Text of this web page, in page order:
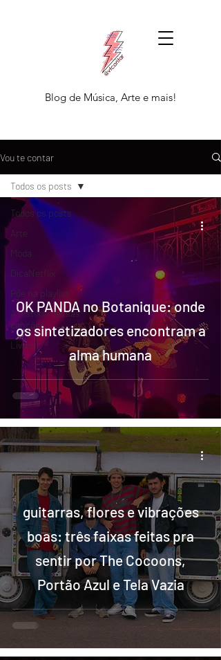
Blog de Música, Arte e mais!
Vou te contar
Todos os posts
Arte
Moda
DicaNetflix
Põe na playlist
A história dessas
canções
Livros
Todos os posts
OK PANDA no Botanique: onde
os sintetizadores encontram a
alma humana
guitarras, flores e vibrações
boas: três faixas feitas pra
sentir por The Cocoons,
Portão Azul e Tela Vazia